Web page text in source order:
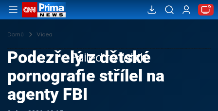
Domů Videa
Failed to fetch
Podezřelý z dětské
pornografie střílel na
agenty FBI